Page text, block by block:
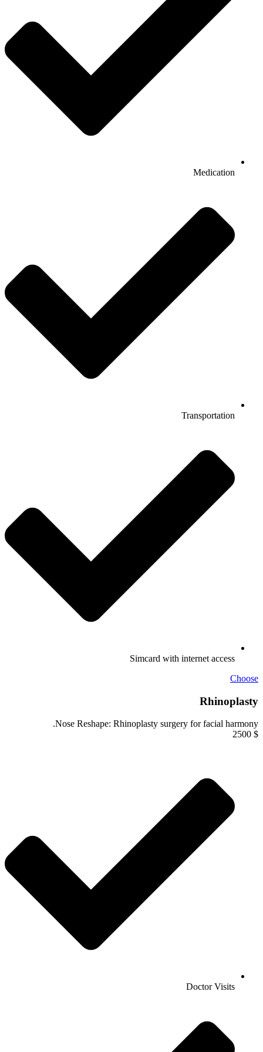
Medication
Transportation
Simcard with internet access
Choose
Rhinoplasty
Nose Reshape: Rhinoplasty surgery for facial harmony.
$
2500
Doctor Visits